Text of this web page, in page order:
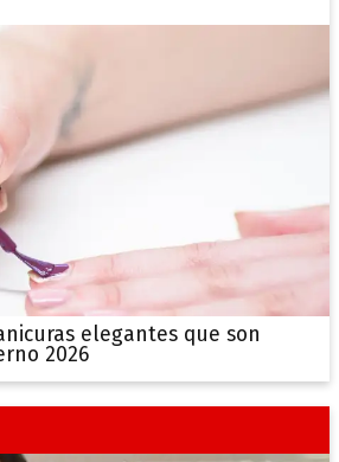
elegantes que son
2026